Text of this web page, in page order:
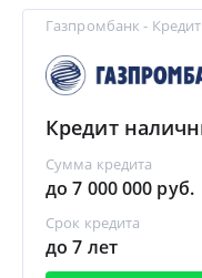
Газпромбанк -
Кредит
Сумма кредита
до 7 000 000 руб.
Срок кредита
до 7 лет